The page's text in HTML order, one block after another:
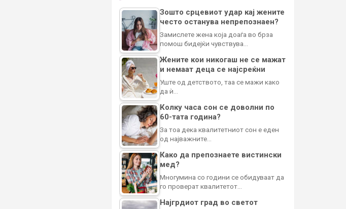
Зошто срцевиот удар кај жените
често останува непрепознаен?
Замислете жена која доаѓа во брза
помош бидејќи чувствува…
Жените кои никогаш не се мажат
и немаат деца се најсреќни
Уште од детството, таа се мажи како
да ѝ…
Колку часа сон се доволни по
60-тата година?
За тоа дека квалитетниот сон е еден
од најважните…
Како да препознаете вистински
мед?
Многумина со години се обидуваат да
го проверат квалитетот…
Најгрдиот град во светот